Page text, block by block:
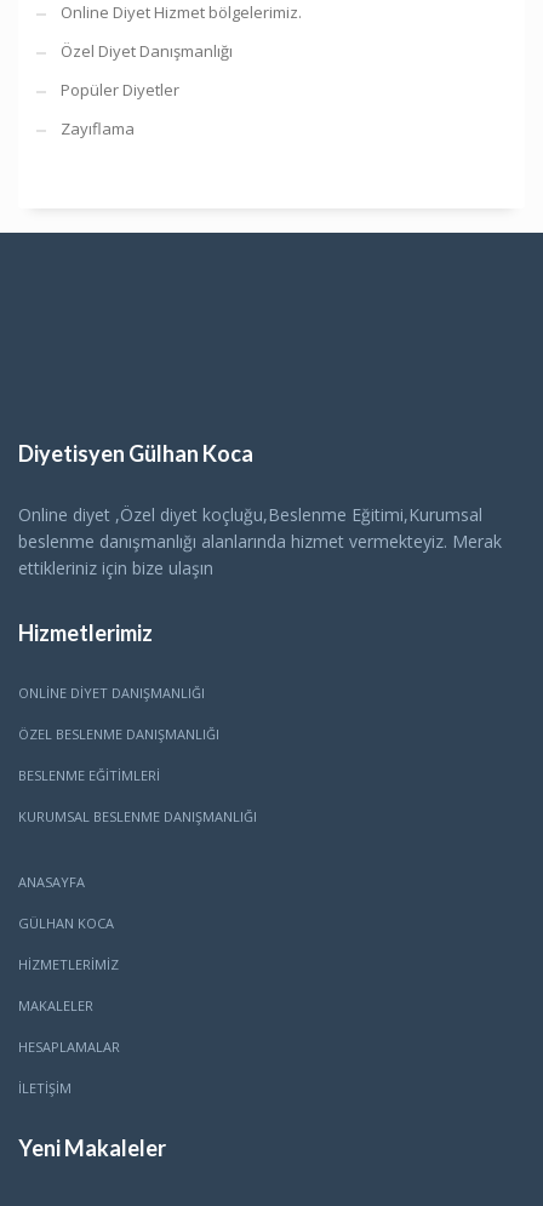
Online Diyet Hizmet bölgelerimiz.
Özel Diyet Danışmanlığı
Popüler Diyetler
Zayıflama
Diyetisyen Gülhan Koca
Online diyet ,Özel diyet koçluğu,Beslenme Eğitimi,Kurumsal
beslenme danışmanlığı alanlarında hizmet vermekteyiz. Merak
ettikleriniz için bize ulaşın
Hizmetlerimiz
ONLINE DIYET DANIŞMANLIĞI
ÖZEL BESLENME DANIŞMANLIĞI
BESLENME EĞITIMLERI
KURUMSAL BESLENME DANIŞMANLIĞI
ANASAYFA
GÜLHAN KOCA
HİZMETLERİMİZ
MAKALELER
HESAPLAMALAR
İLETİŞİM
Yeni Makaleler